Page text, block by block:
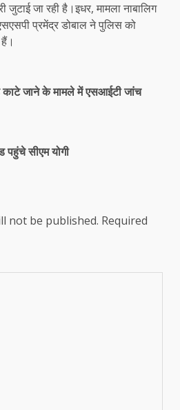
जा रही है।इधर, मामला नाबालिग
प्रमेंद्र डोबाल ने पुलिस को
काटे जाने के मामले में एसआईटी जांच
पहुंचे सीएम योगी
not be published. Required